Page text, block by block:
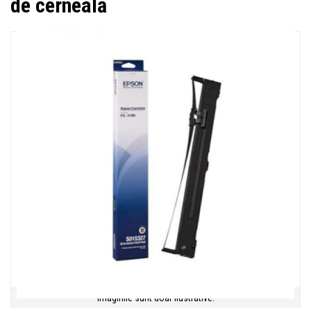
de cerneală
Imaginile sunt doar ilustrative.